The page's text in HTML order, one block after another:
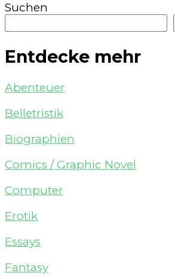
Suchen
Entdecke mehr
Abenteuer
Belletristik
Biographien
Comics / Graphic Novel
Computer
Erotik
Essays
Fantasy